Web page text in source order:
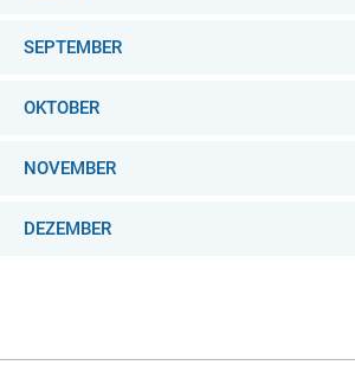
SEPTEMBER
OKTOBER
NOVEMBER
DEZEMBER